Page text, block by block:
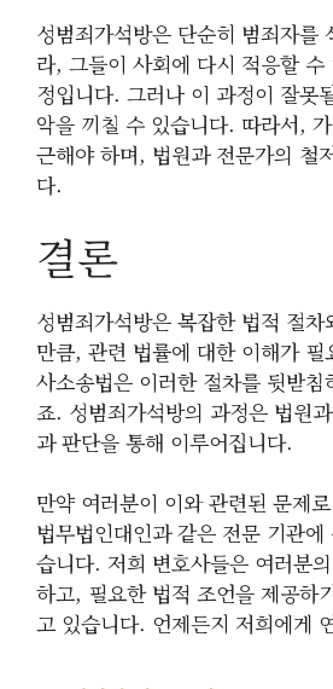
성범죄가석방은 단순히 범죄자를
라, 그들이 사회에 다시 적응할
정입니다. 그러나 이 과정이 잘못
악을 끼칠 수 있습니다. 따라서,
근해야 하며, 법원과 전문가의 철
다.
결론
성범죄가석방은 복잡한 법적 절
만큼, 관련 법률에 대한 이해가 필
사소송법은 이러한 절차를 뒷받침
죠. 성범죄가석방의 과정은 법원
과 판단을 통해 이루어집니다.
만약 여러분이 이와 관련된 문제
법무법인대인과 같은 전문 기관
습니다. 저희 변호사들은 여러분
하고, 필요한 법적 조언을 제공하
고 있습니다. 언제든지 저희에게